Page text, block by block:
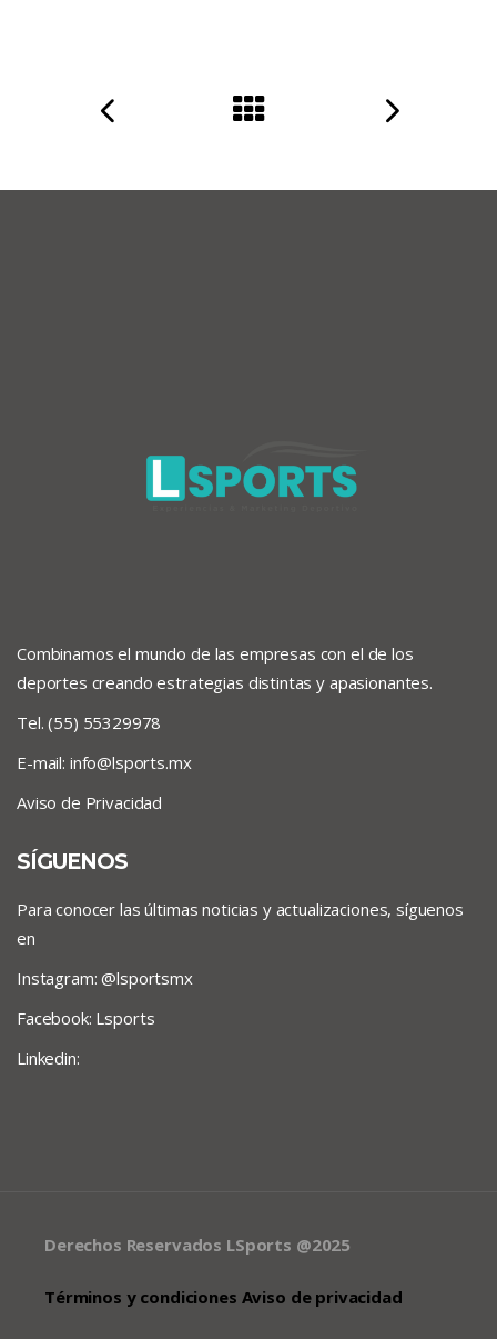
Combinamos el mundo de las empresas con el de los
deportes creando estrategias distintas y apasionantes.
Tel. (55) 55329978
E-mail: info@lsports.mx
Aviso de Privacidad
SÍGUENOS
Para conocer las últimas noticias y actualizaciones, síguenos
en
Instagram: @lsportsmx
Facebook: Lsports
Linkedin:
Derechos Reservados LSports @2025
Términos y condiciones Aviso de privacidad